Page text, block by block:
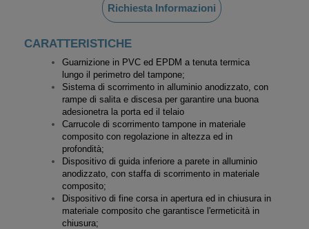
Richiesta Informazioni
CARATTERISTICHE
Guarnizione in PVC ed EPDM a tenuta termica
lungo il perimetro del tampone;
Sistema di scorrimento in alluminio anodizzato, con
rampe di salita e discesa per garantire una buona
adesionetra la porta ed il telaio
Carrucole di scorrimento tampone in materiale
composito con regolazione in altezza ed in
profondità;
Dispositivo di guida inferiore a parete in alluminio
anodizzato, con staffa di scorrimento in materiale
composito;
Dispositivo di fine corsa in apertura ed in chiusura in
materiale composito che garantisce l'ermeticità in
chiusura;